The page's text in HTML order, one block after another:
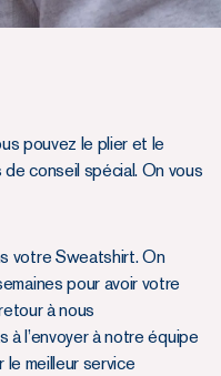
pouvez le plier et le
conseil spécial. On vous
votre Sweatshirt. On
pour avoir votre
à nous
à l’envoyer à notre équipe
meilleur service